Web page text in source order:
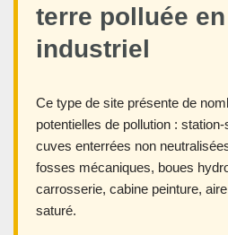
terre polluée
industriel
Ce type de site présente de
potentielles de pollution :
cuves enterrées non
fosses mécaniques, boues
carrosserie, cabine peinture,
saturé.